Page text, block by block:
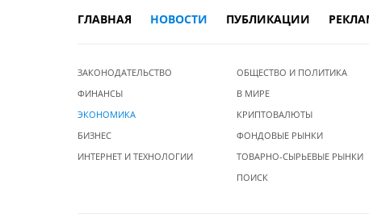
ГЛАВНАЯ НОВОСТИ ПУБЛИКАЦИИ
ЗАКОНОДАТЕЛЬСТВО
ФИНАНСЫ
ЭКОНОМИКА
БИЗНЕС
ИНТЕРНЕТ И ТЕХНОЛОГИИ
ОБЩЕСТВО И ПОЛИТИКА
В МИРЕ
КРИПТОВАЛЮТЫ
ФОНДОВЫЕ РЫНКИ
ТОВАРНО-СЫРЬЕВЫЕ РЫНКИ
ПОИСК